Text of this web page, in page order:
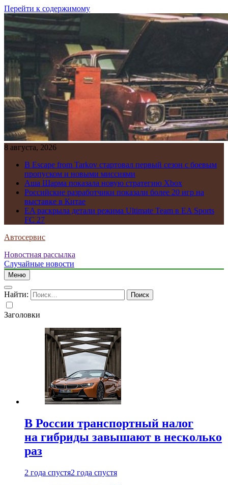
Перейти к содержимому
8 августа, 2026
В Escape from Tarkov стартовал первый сезон с боевым
пропуском и новыми миссиями
Аша Шарма показала новую стратегию Xbox
Российские разработчики показали более 20 игр на
выставке в Китае
EA раскрыла детали режима Ultimate Team в EA Sports
FC 27
Автосервис
Новостная рассылка
Случайные новости
Меню
Найти:
Заголовки
В России транспортный налог
на гибриды завышают в несколько
раз
2 года спустя2 года спустя